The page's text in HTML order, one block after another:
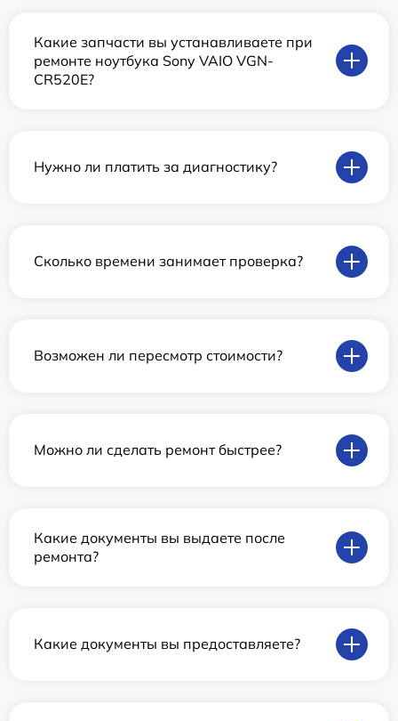
Какие запчасти вы устанавливаете при
ремонте ноутбука Sony VAIO VGN-
CR520E?
Нужно ли платить за диагностику?
Сколько времени занимает проверка?
Возможен ли пересмотр стоимости?
Можно ли сделать ремонт быстрее?
Какие документы вы выдаете после
ремонта?
Какие документы вы предоставляете?